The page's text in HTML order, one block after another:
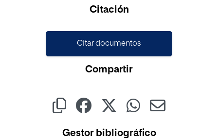
Citación
Citar documentos
Compartir
Gestor bibliográfico